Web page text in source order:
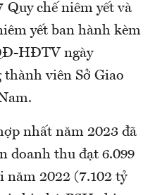
Quy chế niêm yết và
yết ban hành kèm
HĐTV ngày
viên Sở Giao
nhất năm 2023 đã
doanh thu đạt 6.099
năm 2022 (7.102 tỷ